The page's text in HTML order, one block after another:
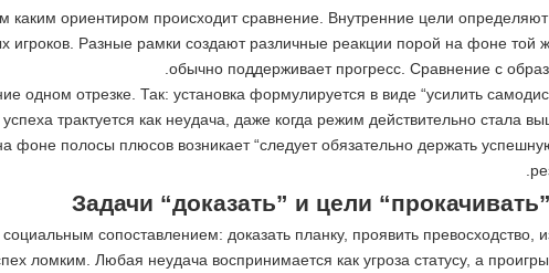
каким ориентиром происходит сравнение. Внутренние цели
игроков. Разные рамки создают различные реакции порой на фоне
обычно поддерживает прогресс. Сравнение с
одном отрезке. Так: установка формулируется в виде “усилить
трактуется как неудача, даже когда режим действительно
фоне полосы плюсов возникает “следует обязательно держать
Задачи “доказать” и цели
сопоставлением: доказать планку, проявить
ломким. Любая неудача воспринимается как угроза статусу, а